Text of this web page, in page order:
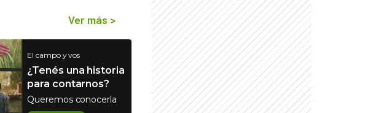
Ver más >
El campo y vos
¿Tenés una historia
para contarnos?
Queremos conocerla